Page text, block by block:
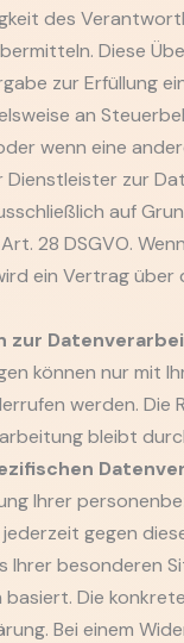
des
Diese
zur Erfüllung
an
wenn eine
Dienstleister zur
auf
28 DSGVO.
ein Vertrag über
zur
können nur mit
werden.
bleibt
Ihrer
jederzeit gegen
Ihrer besonderen
basiert. Die
Bei einem